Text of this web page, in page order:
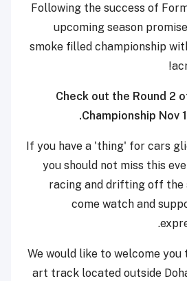
Following the success of
upcoming season
smoke filled championship
Check out the Round 2
Championship Nov
If you have a 'thing' for cars
you should not miss this
racing and drifting off the
come watch and
We would like to welcome
art track located outside